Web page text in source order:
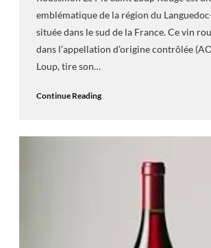
emblématique de la région du
située dans le sud de la France. Ce vin
dans l’appellation d’origine contrôlée
Loup, tire son…
Continue Reading